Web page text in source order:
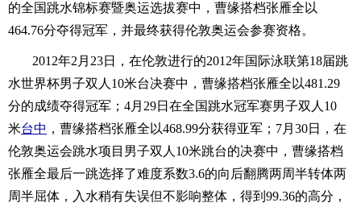
的全国跳水锦标赛暨奥运选拔赛中，曹缘搭档张雁全以
464.76分夺得冠军，并最终获得伦敦奥运会参赛资格。
2012年2月23日，在伦敦进行的2012年国际泳联第18届跳
水世界杯男子双人10米台决赛中，曹缘搭档张雁全以481.29
分的成绩夺得冠军；4月29日在全国跳水冠军赛男子双人10
米台中 ，曹缘搭档张雁全以468.99分获得亚军；7月30日，在
伦敦奥运会跳水项目男子双人10米跳台的决赛中，曹缘搭档
张雁全最后一跳选择了难度系数3.6的向后翻腾两周半转体两
周半屈体，入水稍有失误但不影响整体，得到99.36的高分，